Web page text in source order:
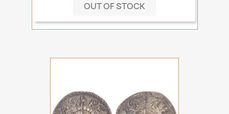
OUT OF STOCK